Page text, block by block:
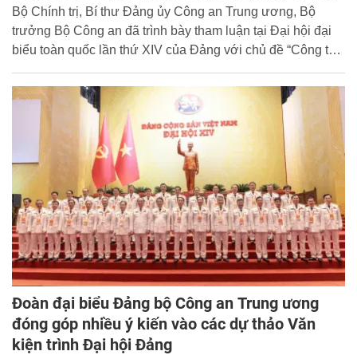
Bộ Chính trị, Bí thư Đảng ủy Công an Trung ương, Bộ
trưởng Bộ Công an đã trình bày tham luận tại Đại hội đại
biểu toàn quốc lần thứ XIV của Đảng với chủ đề “Công tác
bình, ổn định; phát triển bền vững, chất lượng cao; nâng
cao mọi mặt đời sống Nhân dân”. Cổng Thông tin điện tử
Học viện trân trọng giới thiệu toàn văn bài tham luận của
đồng chí Bộ trưởng.
Đoàn đại biểu Đảng bộ Công an Trung ương
đóng góp nhiều ý kiến vào các dự thảo Văn
kiện trình Đại hội Đảng